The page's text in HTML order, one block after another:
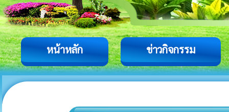
หน้าหลัก ข่าวกิจกรรม